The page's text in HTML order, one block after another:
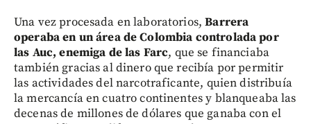
Una vez procesada en laboratorios,Barrera
operaba en un área de Colombia controlada por
las Auc, enemiga de las Farc, que se financiaba
también gracias al dinero que recibía por permitir
las actividades del narcotraficante, quien distribuía
la mercancía en cuatro continentes y blanqueaba las
decenas de millones de dólares que ganaba con el